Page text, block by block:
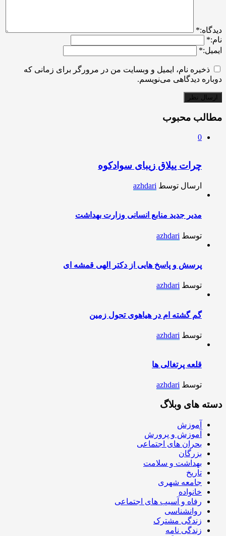
ديدگاه:*
نام:*
ایمیل:*
ذخیره نام، ایمیل و وبسایت من در مرورگر برای زمانی که
دوباره دیدگاهی می‌نویسم.
مطالب محبوب
0
چرات ییلاق زیبای سوادکوه
ارسال توسط azhdari
مدیر جدید منابع انسانی وزارت بهداشت
توسط azhdari
پرسش و پاسخ هایی از دکتر الهی قمشه ای
توسط azhdari
گم گشته ام در هیاهوی تحول زمین
توسط azhdari
قلعه پرتغالی ها
توسط azhdari
دسته های وبلاگ
آموزش
آموزش و پرورش
بحران های اجتماعی
بزرگان
بهداشت و سلامت
تاریخ
جامعه شهری
خانواده
رفاه و آسیب های اجتماعی
روانشناسی
زندگی مشترک
زندگی نامه